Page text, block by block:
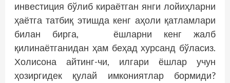
инвестиция бўлиб кираётган янги лойиҳларни
ҳаётга татбиқ этишда кенг аҳоли қатламлари
билан бирга, ёшларни кенг жалб
қилинаётганидан ҳам беҳад хурсанд бўласиз.
Холисона айтинг-чи, илгари ёшлар учун
ҳозиргидек қулай имкониятлар бормиди?